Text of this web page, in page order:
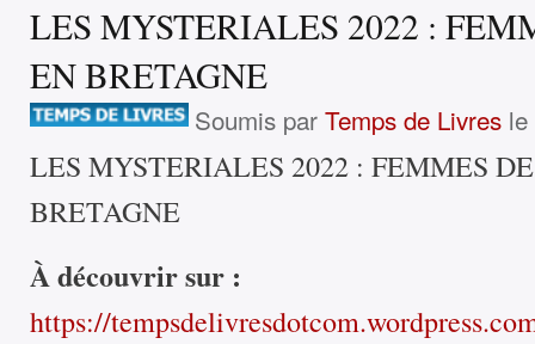
LES MYSTERIALES 2022 :
EN BRETAGNE
Soumis parTemps de Livres
LES MYSTERIALES 2022 : FEMMES
BRETAGNE
À découvrir sur :
https://